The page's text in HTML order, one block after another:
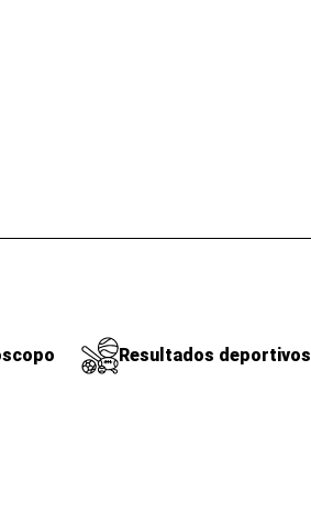
Resultados deportivos